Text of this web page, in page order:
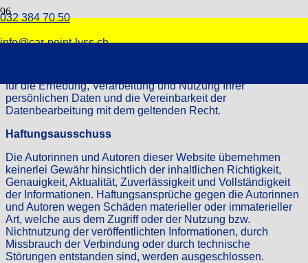
032 384 70 50
info@car-point-lyss.ch
Datenschutzerklärung
für die Erhebung, Verarbeitung und Nutzung Ihrer
persönlichen Daten und die Vereinbarkeit der
Datenbearbeitung mit dem geltenden Recht.
Haftungsausschuss
Die Autorinnen und Autoren dieser Website übernehmen
keinerlei Gewähr hinsichtlich der inhaltlichen Richtigkeit,
Genauigkeit, Aktualität, Zuverlässigkeit und Vollständigkeit
der Informationen. Haftungsansprüche gegen die Autorinnen
und Autoren wegen Schäden materieller oder immaterieller
Art, welche aus dem Zugriff oder der Nutzung bzw.
Nichtnutzung der veröffentlichten Informationen, durch
Missbrauch der Verbindung oder durch technische
Störungen entstanden sind, werden ausgeschlossen.